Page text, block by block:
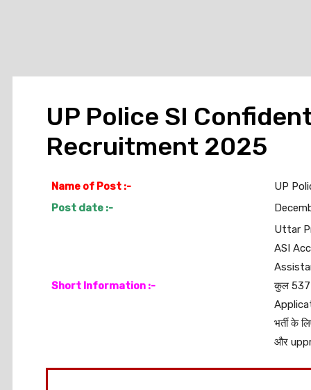
UP Police SI
Recruitment 2025
Name of Post :-
UP
Post date :-
Short Information :-
Uttar
ASI
कुल 537
भर्ती के
और